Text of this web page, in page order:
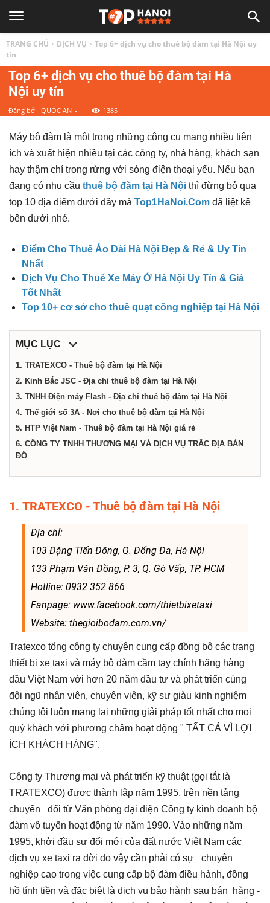
HÀ
|
Top
điểm,
công
ty,
dịch
vụ
TRANG CHỦ DỊCH VỤ
Top 6+ dịch vụ cho thuê bộ đàm tại Hà Nội uy
tín
Top 6+ dịch vụ cho thuê bộ đàm tại Hà
Nội uy tín
Đăng bởi QUOC AN - 1385
Máy bộ đàm là một trong những công cụ mang nhiều tiện
ích và xuất hiện nhiều tại các công ty, nhà hàng, khách sạn
hay thậm chí trong rừng với sóng điện thoại yếu. Nếu bạn
đang có nhu cầu thuê bộ đàm tại Hà Nội thì đừng bỏ qua
top 10 địa điểm dưới đây mà Top1HaNoi.Com đã liệt kê
bên dưới nhé.
Điểm Cho Thuê Áo Dài Hà Nội Đẹp & Rẻ & Uy Tín
Nhất
Dịch Vụ Cho Thuê Xe Máy Ở Hà Nội Uy Tín & Giá
Tốt Nhất
Top 10+ cơ sở cho thuê quạt công nghiệp tại Hà Nội
MỤC LỤC
1. TRATEXCO - Thuê bộ đàm tại Hà Nội
2. Kinh Bắc JSC - Địa chỉ thuê bộ đàm tại Hà Nội
3. TNHH Điện máy Flash - Địa chỉ thuê bộ đàm tại Hà Nội
4. Thế giới số 3A - Nơi cho thuê bộ đàm tại Hà Nội
5. HTP Việt Nam - Thuê bộ đàm tại Hà Nội giá rẻ
6. CÔNG TY TNHH THƯƠNG MẠI VÀ DỊCH VỤ TRẮC ĐỊA BẢN
ĐỒ
1. TRATEXCO - Thuê bộ đàm tại Hà Nội
Địa chỉ:
103 Đặng Tiến Đông, Q. Đống Đa, Hà Nội
133 Phạm Văn Đồng, P. 3, Q. Gò Vấp, TP. HCM
Hotline: 0932 352 866
Fanpage: www.facebook.com/thietbixetaxi
Website: thegioibodam.com.vn/
Tratexco tổng công ty chuyên cung cấp đồng bộ các trang
thiết bi xe taxi và máy bộ đàm cầm tay chính hãng hàng
đầu Việt Nam với hơn 20 năm đầu tư và phát triển cùng
đội ngũ nhân viên, chuyên viên, kỹ sư giàu kinh nghiệm
chúng tôi luôn mang lại những giải pháp tốt nhất cho mọi
quý khách với phương châm hoạt động " TẤT CẢ VÌ LỢI
ÍCH KHÁCH HÀNG".
Công ty Thương mại và phát triển kỹ thuật (gọi tắt là
TRATEXCO) được thành lập năm 1995, trên nền tảng
chuyển đổi từ Văn phòng đại diện Công ty kinh doanh bộ
đàm vô tuyến hoạt động từ năm 1990. Vào những năm
1995, khởi đầu sự đổi mới của đất nước Việt Nam các
dịch vụ xe taxi ra đời do vậy cần phải có sự chuyên
nghiệp cao trong việc cung cấp bộ đàm điều hành, đồng
hồ tính tiền và đặc biệt là dịch vụ bảo hành sau bán hàng -